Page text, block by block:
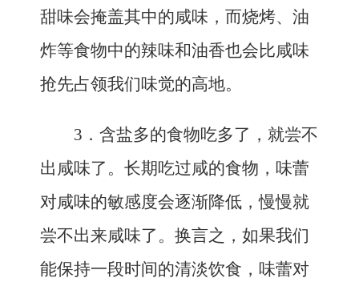
甜味会掩盖其中的咸味，而烧烤、油
炸等食物中的辣味和油香也会比咸味
抢先占领我们味觉的高地。
3． 含盐多的食物吃多了，就尝不
出咸味了。长期吃过咸的食物，味蕾
对咸味的敏感度会逐渐降低，慢慢就
尝不出来咸味了。换言之，如果我们
能保持一段时间的清淡饮食，味蕾对